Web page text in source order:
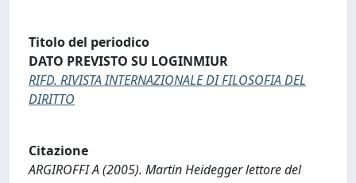
Titolo del periodico
DATO PREVISTO SU LOGINMIUR
RIFD. RIVISTA INTERNAZIONALE DI FILOSOFIA DEL
DIRITTO
Citazione
ARGIROFFI A (2005). Martin Heidegger lettore del